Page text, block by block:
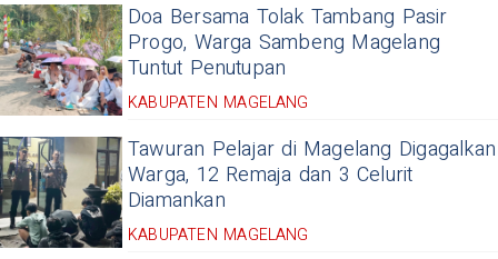
Doa Bersama Tolak Tambang Pasir
Progo, Warga Sambeng Magelang
Tuntut Penutupan
KABUPATEN MAGELANG
Tawuran Pelajar di Magelang Digagalkan
Warga, 12 Remaja dan 3 Celurit
Diamankan
KABUPATEN MAGELANG